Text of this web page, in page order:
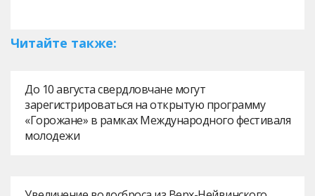
Читайте также:
До 10 августа свердловчане могут
зарегистрироваться на открытую программу
«Горожане» в рамках Международного фестиваля
молодежи